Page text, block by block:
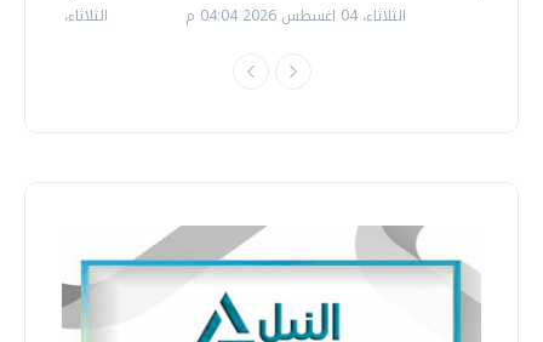
الثلاثاء، 14 يوليو 2026 06:11 م الثلاثاء، 04 اغسطس 2026 04:04 م